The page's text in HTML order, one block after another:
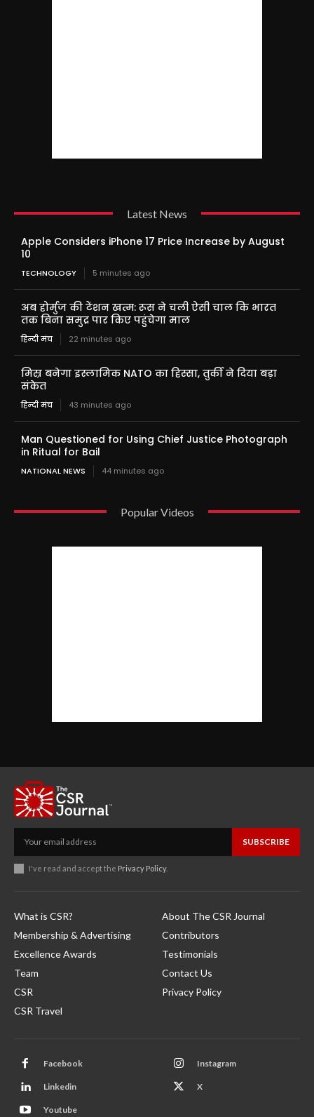
Latest News
Apple Considers iPhone 17 Price Increase by August
10
TECHNOLOGY 5 minutes ago
अब होर्मुज की टेंशन खत्म: रूस ने चली ऐसी चाल कि भारत
तक बिना समुद्र पार किए पहुंचेगा माल
हिन्दी मंच 22 minutes ago
मिस्र बनेगा इस्लामिक NATO का हिस्सा, तुर्की ने दिया बड़ा
संकेत
हिन्दी मंच 43 minutes ago
Man Questioned for Using Chief Justice Photograph
in Ritual for Bail
NATIONAL NEWS 44 minutes ago
Popular Videos
SUBSCRIBE
I've read and accept the Privacy Policy.
What is CSR?
Membership & Advertising
Excellence Awards
Team
CSR
CSR Travel
About The CSR Journal
Contributors
Testimonials
Contact Us
Privacy Policy
Facebook Instagram
Linkedin X
Youtube